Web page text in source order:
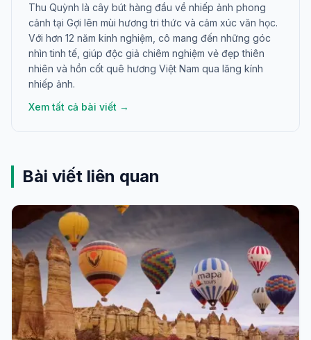
Thu Quỳnh là cây bút hàng đầu về nhiếp ảnh phong
cảnh tại Gợi lên mùi hương tri thức và cảm xúc văn học.
Với hơn 12 năm kinh nghiệm, cô mang đến những góc
nhìn tinh tế, giúp độc giả chiêm nghiệm vẻ đẹp thiên
nhiên và hồn cốt quê hương Việt Nam qua lăng kính
nhiếp ảnh.
Xem tất cả bài viết →
Bài viết liên quan